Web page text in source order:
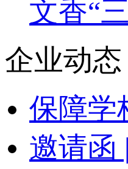
文香“
企业动态
保障学
邀请函